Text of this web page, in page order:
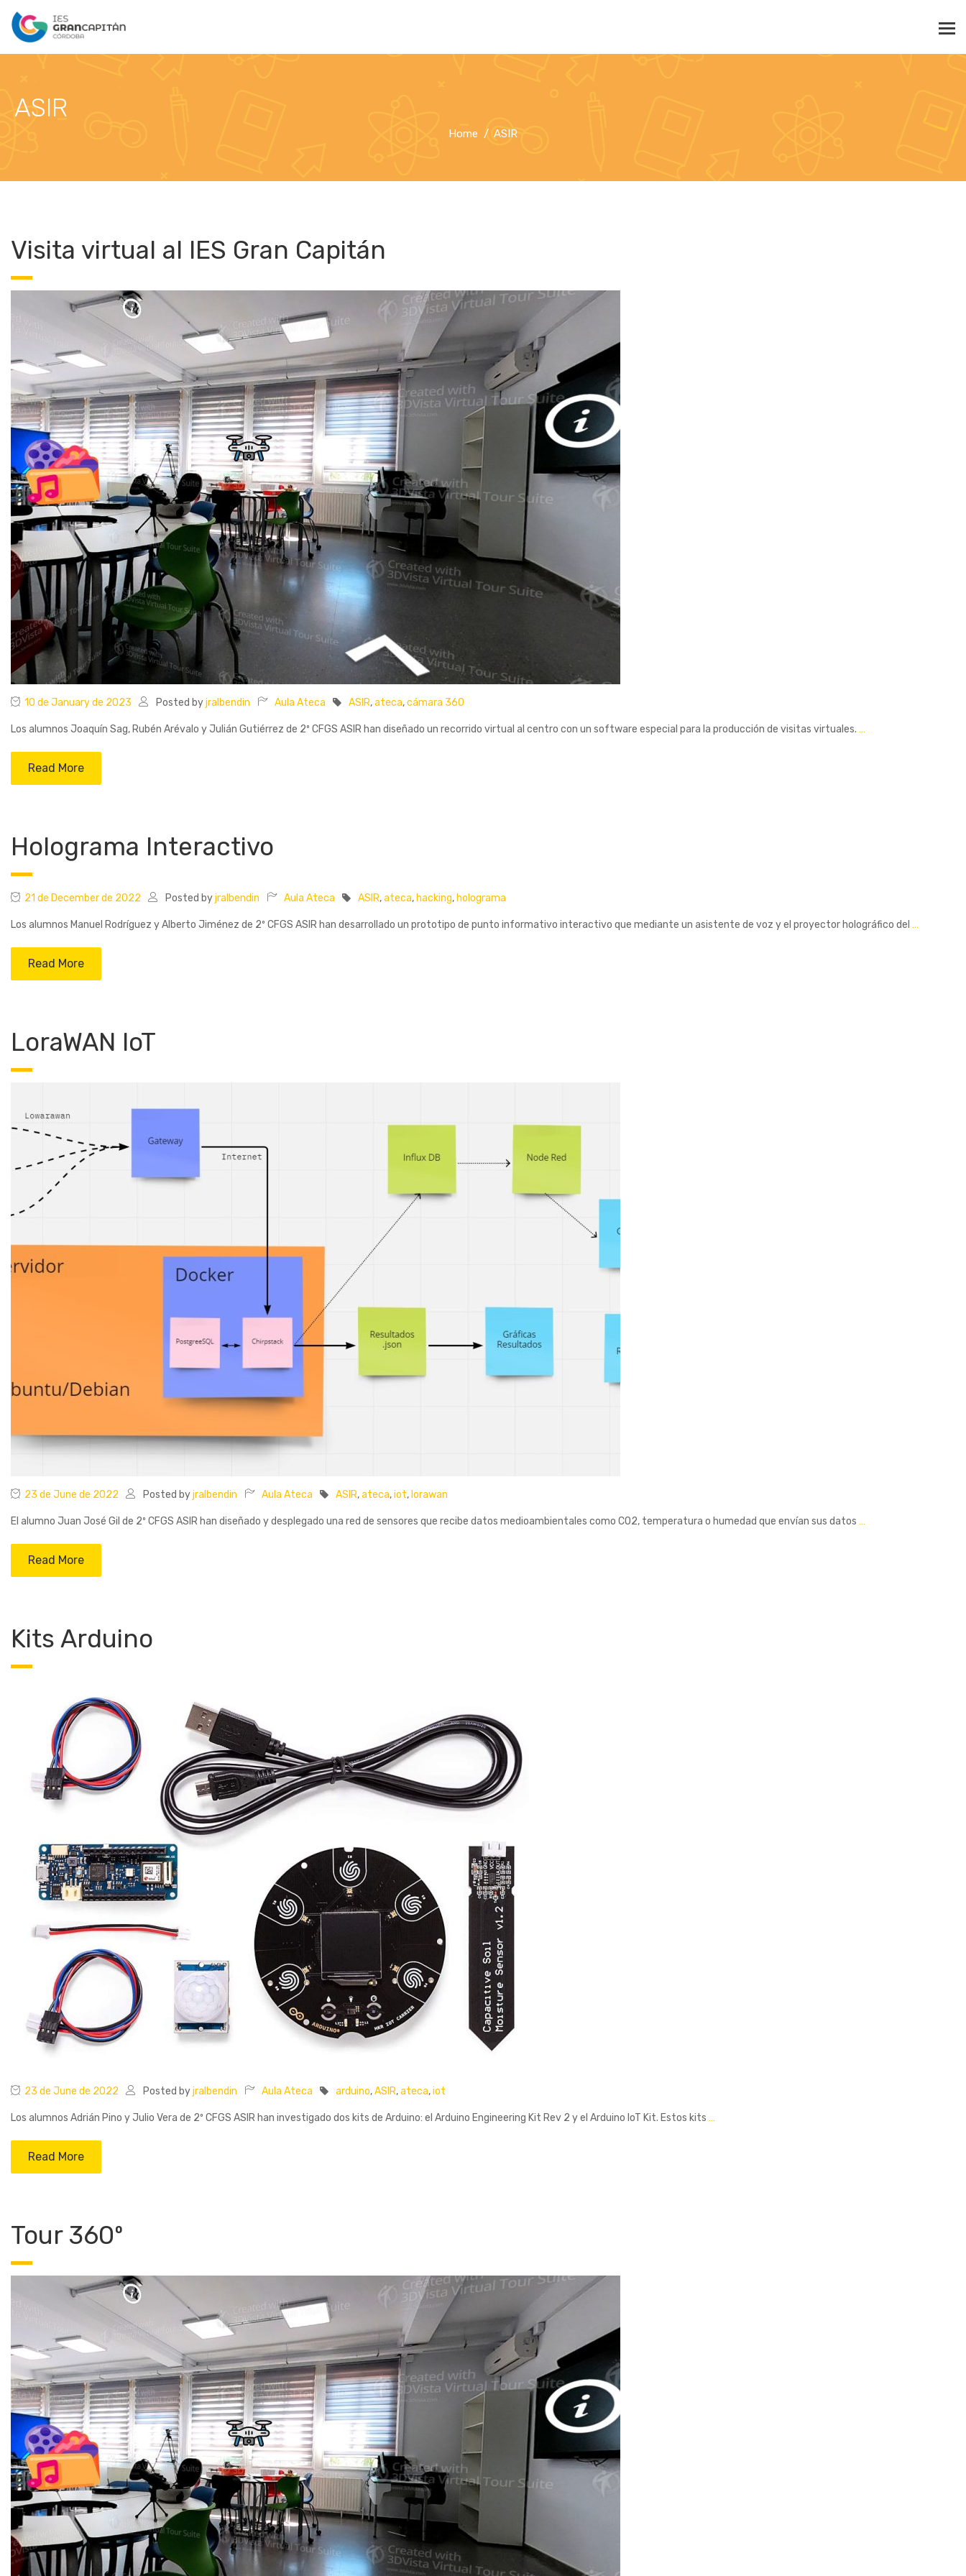
ASIR
Home ASIR
Visita virtual al IES Gran Capitán
10 de January de 2023 Posted byjralbendin Aula Ateca ASIR,ateca,cámara 360
Los alumnos Joaquín Sag, Rubén Arévalo y Julián Gutiérrez de 2º CFGS ASIR han diseñado un recorrido virtual al centro con un software especial para la producción de visitas virtuales. …
Read More
Holograma Interactivo
21 de December de 2022 Posted byjralbendin Aula Ateca ASIR,ateca, hacking, holograma
Los alumnos Manuel Rodríguez y Alberto Jiménez de 2º CFGS ASIR han desarrollado un prototipo de punto informativo interactivo que mediante un asistente de voz y el proyector holográfico del …
Read More
LoraWAN IoT
23 de June de 2022 Posted byjralbendin Aula Ateca ASIR,ateca,iot, lorawan
El alumno Juan José Gil de 2º CFGS ASIR han diseñado y desplegado una red de sensores que recibe datos medioambientales como CO2, temperatura o humedad que envían sus datos …
Read More
Kits Arduino
23 de June de 2022 Posted byjralbendin Aula Ateca arduino,ASIR,ateca,iot
Los alumnos Adrián Pino y Julio Vera de 2º CFGS ASIR han investigado dos kits de Arduino: el Arduino Engineering Kit Rev 2 y el Arduino IoT Kit. Estos kits …
Read More
Tour 360º